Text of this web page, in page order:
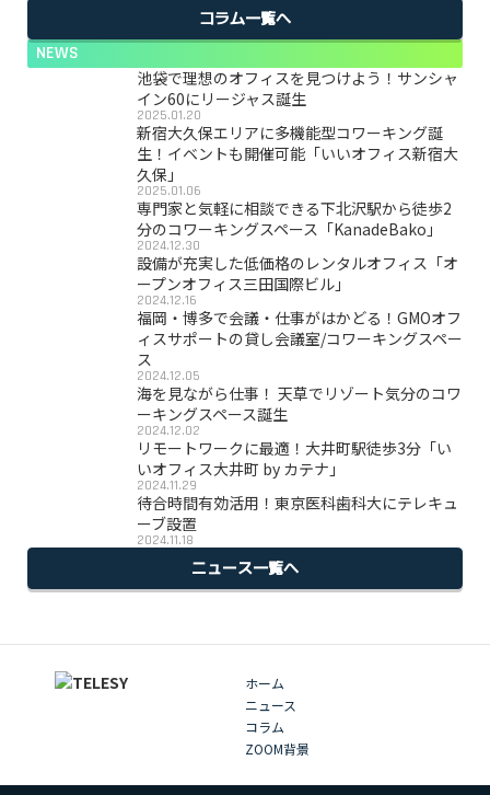
コラム一覧へ
NEWS
池袋で理想のオフィスを見つけよう！サンシャ
イン60にリージャス誕生
2025.01.20
新宿大久保エリアに多機能型コワーキング誕
生！イベントも開催可能「いいオフィス新宿大
久保」
2025.01.06
専門家と気軽に相談できる下北沢駅から徒歩2
分のコワーキングスペース「KanadeBako」
2024.12.30
設備が充実した低価格のレンタルオフィス「オ
ープンオフィス三田国際ビル」
2024.12.16
福岡・博多で会議・仕事がはかどる！GMOオフ
ィスサポートの貸し会議室/コワーキングスペー
ス
2024.12.05
海を見ながら仕事！ 天草でリゾート気分のコワ
ーキングスペース誕生
2024.12.02
リモートワークに最適！大井町駅徒歩3分「い
いオフィス大井町 by カテナ」
2024.11.29
待合時間有効活用！東京医科歯科大にテレキュ
ーブ設置
2024.11.18
ニュース一覧へ
ホーム
ニュース
コラム
ZOOM背景